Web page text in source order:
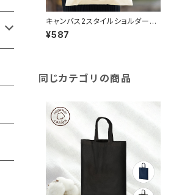
キャンバス2スタイルショルダート
ート ナチュラル MG
¥587
同じカテゴリの商品